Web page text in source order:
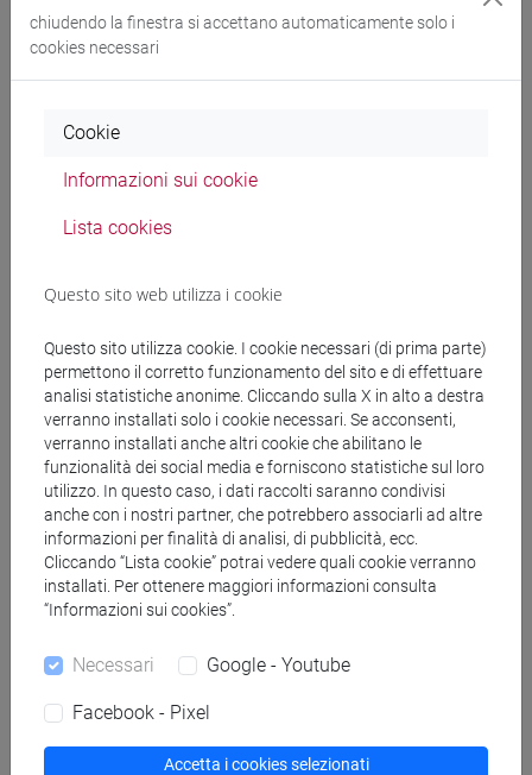
Docenti
Corsi di studio e percorsi
[FM10] ANTROPOLOGIA CULTURALE,
ETNOLOGIA, ETNOLINGUISTICA - Laurea
magistrale (DM270)
percorso comune /percorso generico
Mutua da
INTRODUZIONE AGLI STUDI SUL PAESAGGIO
chiudendo la finestra si accettano automaticamente solo i
cookies necessari
Cookie
Informazioni sui cookie
Lista cookies
Questo sito web utilizza i cookie
Questo sito utilizza cookie. I cookie necessari (di prima parte)
permettono il corretto funzionamento del sito e di effettuare
analisi statistiche anonime. Cliccando sulla X in alto a destra
verranno installati solo i cookie necessari. Se acconsenti,
verranno installati anche altri cookie che abilitano le
funzionalità dei social media e forniscono statistiche sul loro
utilizzo. In questo caso, i dati raccolti saranno condivisi
anche con i nostri partner, che potrebbero associarli ad altre
informazioni per finalità di analisi, di pubblicità, ecc.
Cliccando “Lista cookie” potrai vedere quali cookie verranno
installati. Per ottenere maggiori informazioni consulta
“Informazioni sui cookies”.
Necessari Google - Youtube
Facebook - Pixel
Accetta i cookies selezionati